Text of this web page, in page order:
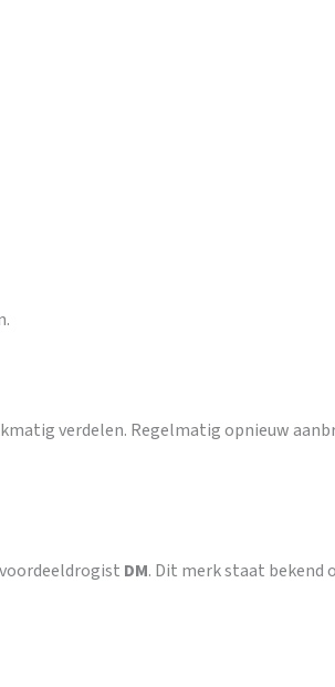
verdelen. Regelmatig opnieuw
DM. Dit merk staat bekend